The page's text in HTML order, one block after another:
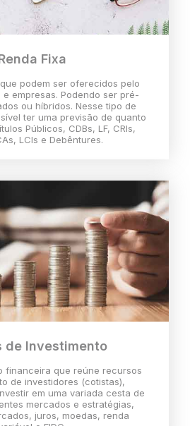
Fixa
podem ser oferecidos pelo
empresas. Podendo ser pré-
ou híbridos. Nesse tipo de
ter uma previsão de quanto
Públicos, CDBs, LF, CRIs,
LCIs e Debêntures.
de Investimento
financeira que reúne recursos
de investidores (cotistas),
em uma variada cesta de
mercados e estratégias,
juros, moedas, renda